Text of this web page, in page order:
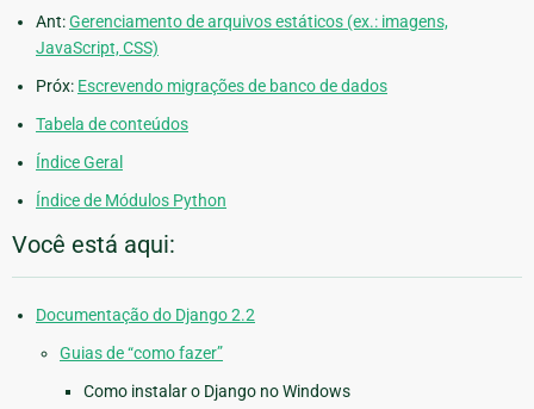
Ant:Gerenciamento de arquivos estáticos (ex.: imagens,
JavaScript, CSS)
Próx: Escrevendo migrações de banco de dados
Tabela de conteúdos
Índice Geral
Índice de Módulos Python
Você está aqui:
Documentação do Django 2.2
Guias de “como fazer”
Como instalar o Django no Windows